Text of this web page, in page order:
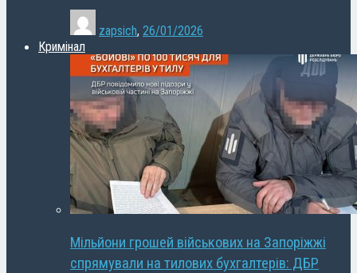
zapsich, 26/01/2026
Кримінал
Мільйони грошей військових на Запоріжжі
спрямували на тилових бухгалтерів: ДБР